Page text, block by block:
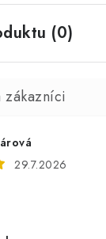
(0)
29.7.2026